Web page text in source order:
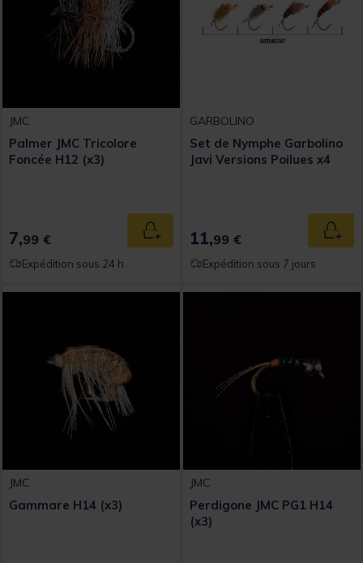
JMC
Palmer JMC Tricolore
Foncée H12 (x3)
7,99 € Ajouter au panier
Expédition sous 24 h
GARBOLINO
Set de Nymphe Garbolino
Javi Versions Poilues x4
11,99 €
Expédition sous 7 jours
JMC
Gammare H14 (x3)
JMC
Perdigone JMC PG1 H14
(x3)